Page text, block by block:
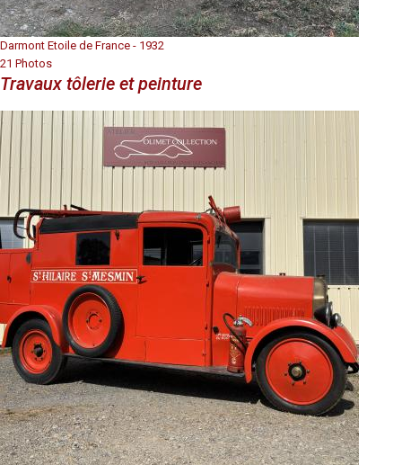
Darmont Etoile de France - 1932
21 Photos
Travaux tôlerie et peinture